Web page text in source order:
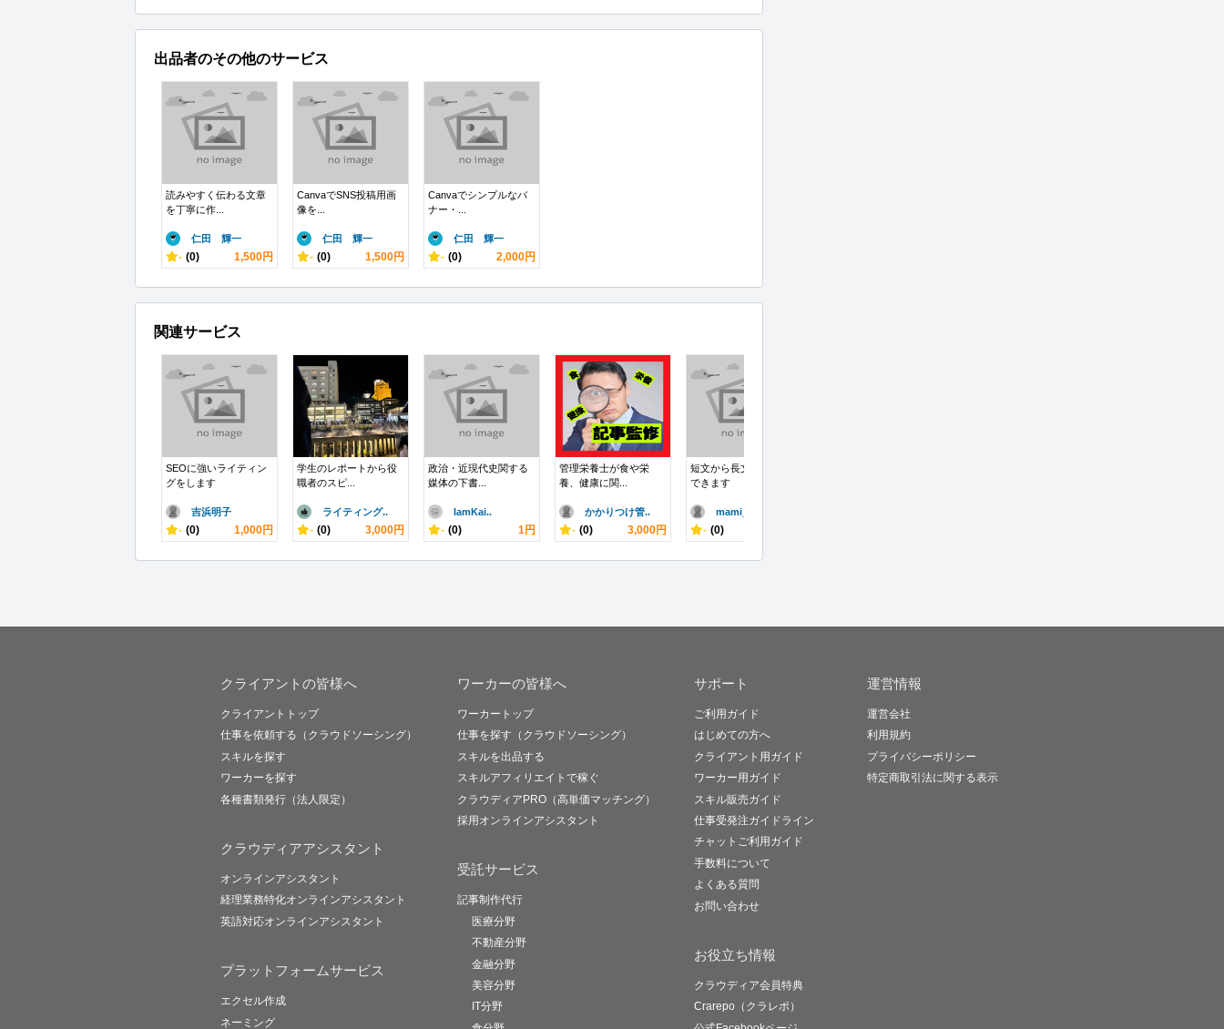
出品者のその他のサービス
読みやすく伝わる文章
を丁寧に作...
仁田 輝一
- (0) 1,500円
CanvaでSNS投稿用画
像を...
仁田 輝一
- (0) 1,500円
Canvaでシンプルなバ
ナー・...
仁田 輝一
- (0) 2,000円
関連サービス
SEOに強いライティン
グをします
吉浜明子
- (0) 1,000円
学生のレポートから役
職者のスピ...
ライティング..
- (0) 3,000円
政治・近現代史関する
媒体の下書...
IamKai..
- (0) 1円
管理栄養士が食や栄
養、健康に関...
かかりつけ管..
- (0) 3,000円
短文から長文まで翻訳
できます
mami_l..
- (0)
クライアントの皆様へ
クライアントトップ
仕事を依頼する（クラウドソーシング）
スキルを探す
ワーカーを探す
各種書類発行（法人限定）
クラウディアアシスタント
オンラインアシスタント
経理業務特化オンラインアシスタント
英語対応オンラインアシスタント
プラットフォームサービス
エクセル作成
ネーミング
ワーカーの皆様へ
ワーカートップ
仕事を探す（クラウドソーシング）
スキルを出品する
スキルアフィリエイトで稼ぐ
クラウディアPRO（高単価マッチング）
採用オンラインアシスタント
受託サービス
記事制作代行
医療分野
不動産分野
金融分野
美容分野
IT分野
サポート
ご利用ガイド
はじめての方へ
クライアント用ガイド
ワーカー用ガイド
スキル販売ガイド
仕事受発注ガイドライン
チャットご利用ガイド
手数料について
よくある質問
お問い合わせ
お役立ち情報
クラウディア会員特典
Crarepo（クラレポ）
運営情報
運営会社
利用規約
プライバシーポリシー
特定商取引法に関する表示